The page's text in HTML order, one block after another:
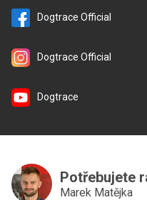
Dogtrace Official
Dogtrace Official
Dogtrace
Potřebujete
Marek Matějka